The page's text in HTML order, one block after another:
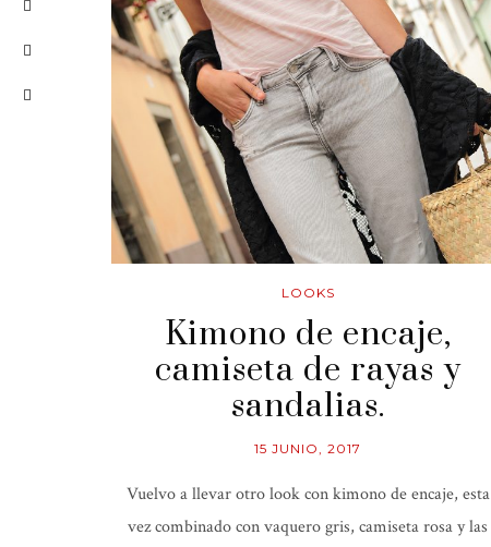
LOOKS
Kimono de encaje,
camiseta de rayas y
sandalias.
15 JUNIO, 2017
Vuelvo a llevar otro look con kimono de encaje, esta
vez combinado con vaquero gris, camiseta rosa y las